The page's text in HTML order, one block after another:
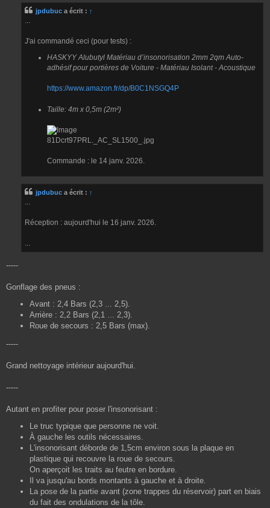
jpdubuc a écrit : ↑
...
J'ai commandé ceci (pour tests) :
HASKYY Alubutyl Matériau d’insonorisation 2mm 2qm Auto-
adhésif pour portières de Voiture - Matériau Isolant - Acoustique
https://www.amazon.fr/dp/B0C1NSGQ4P
Taille: 4m x 0,5m (2m²)
81Dcrt97PRL._AC_SL1500_.jpg
Commande : le 14 janv. 2026.
jpdubuc a écrit : ↑
...
Réception : aujourd'hui le 16 janv. 2026.
...
-----
Gonflage des pneus :
Avant : 2,4 Bars (2,3 ... 2,5).
Arrière : 2,2 Bars (2,1 ... 2,3).
Roue de secours : 2,5 Bars (max).
-----
Grand nettoyage intérieur aujourd'hui.
-----
Autant en profiter pour poser l'insonorisant :
Le truc typique que personne ne voit.
À gauche les outils nécessaires.
L'insonorisant déborde de 1,5cm environ sous la plaque en
plastique qui recouvre la roue de secours.
On aperçoit les traits au feutre en bordure.
Il va jusqu'au bords montants à gauche et à droite.
La pose de la partie avant (zone trappes du réservoir) part en biais
du fait des ondulations de la tôle.